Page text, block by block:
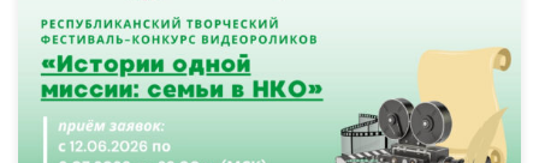
Социально ориентированные некоммерческие организации Татарстана
приглашаются к участию в Республиканском творческом фестивале-конкурсе
видеороликов «Истории одной миссии: семьи в НКО». На Фестиваль
принимаются видеоролики, размещенные в